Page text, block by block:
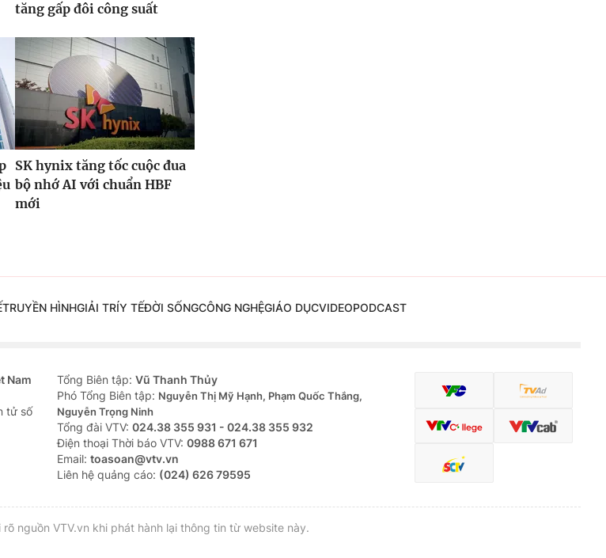
tăng gấp đôi công suất
SK hynix tăng tốc cuộc đua
bộ nhớ AI với chuẩn HBF
mới
TRUYỀN HÌNHGIẢI TRÍY TẾĐỜI SỐNGCÔNG NGHỆGIÁO DỤCVIDEOPODCAST
Nam
tử số
Tổng Biên tập: Vũ Thanh Thủy
Phó Tổng Biên tập: Nguyễn Thị Mỹ Hạnh, Phạm Quốc Thắng,
Nguyễn Trọng Ninh
Tổng đài VTV: 024.38 355 931 - 024.38 355 932
Ðiện thoại Thời báo VTV: 0988 671 671
Email: toasoan@vtv.vn
Liên hệ quảng cáo: (024) 626 79595
nguồn VTV.vn khi phát hành lại thông tin từ website này.